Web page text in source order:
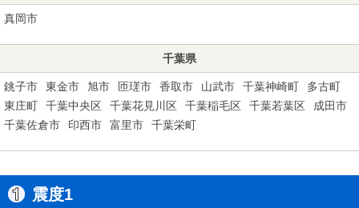
真岡市
千葉県
銚子市 東金市 旭市 匝瑳市 香取市 山武市 千葉神崎町
多古町
東庄町
千葉中央区 千葉花見川区 千葉稲毛区 千葉若葉区
成田市
千葉佐倉市
印西市 富里市 千葉栄町
震度1